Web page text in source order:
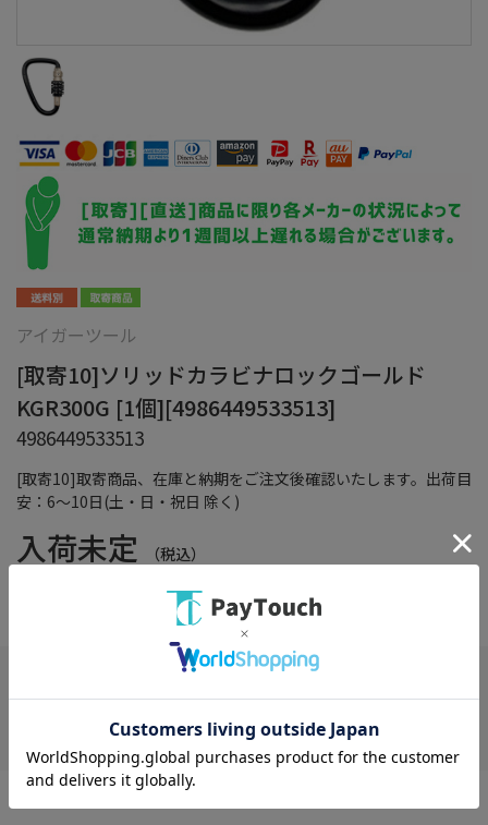
[取寄10]取寄商品、在庫と納期をご注文後確認いたします。出荷目
安：6～10日(土・日・祝日 除く)
アイガーツール
[取寄10]ソリッドカラビナロックゴールド
KGR300G [1個][4986449533513]
4986449533513
入荷未定 （税込）
在庫がありません